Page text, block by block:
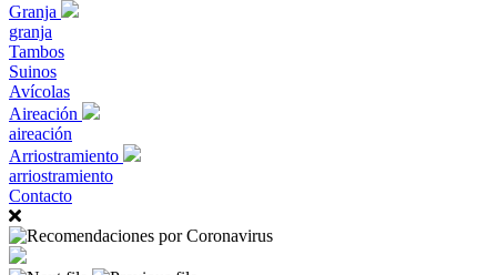
Granja
granja
Tambos
Suinos
Avícolas
Aireación
aireación
Arriostramiento
arriostramiento
Contacto